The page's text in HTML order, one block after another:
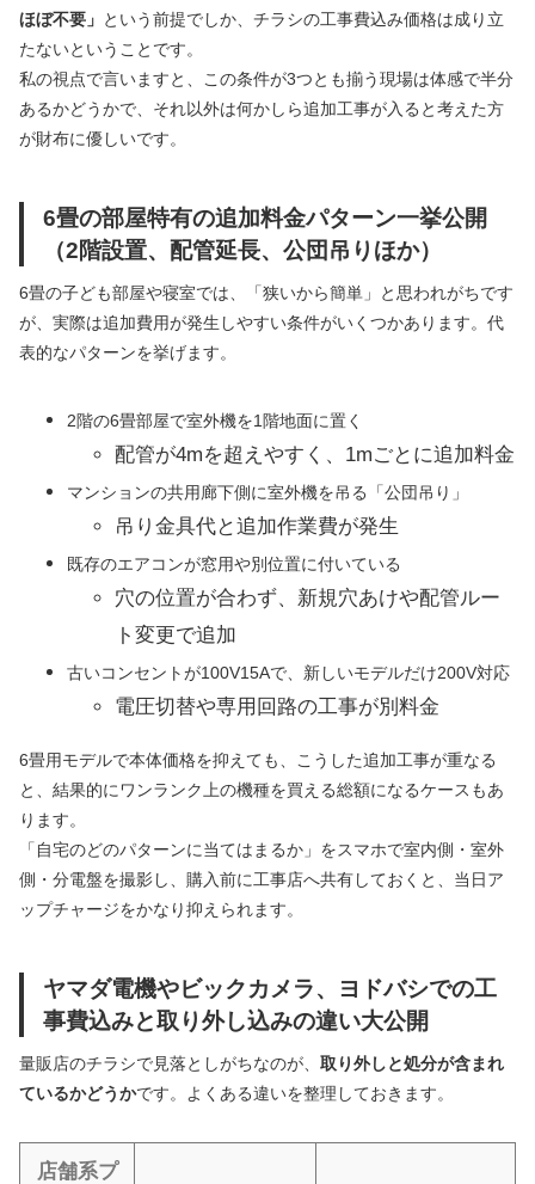
ほぼ不要」 という前提でしか、チラシの工事費込み価格は成り立
たないということです。
私の視点で言いますと、この条件が3つとも揃う現場は体感で半分
あるかどうかで、それ以外は何かしら追加工事が入ると考えた方
が財布に優しいです。
6畳の部屋特有の追加料金パターン一挙公開
（2階設置、配管延長、公団吊りほか）
6畳の子ども部屋や寝室では、「狭いから簡単」と思われがちです
が、実際は追加費用が発生しやすい条件がいくつかあります。代
表的なパターンを挙げます。
2階の6畳部屋で室外機を1階地面に置く
配管が4mを超えやすく、1mごとに追加料金
マンションの共用廊下側に室外機を吊る「公団吊り」
吊り金具代と追加作業費が発生
既存のエアコンが窓用や別位置に付いている
穴の位置が合わず、新規穴あけや配管ルー
ト変更で追加
古いコンセントが100V15Aで、新しいモデルだけ200V対応
電圧切替や専用回路の工事が別料金
6畳用モデルで本体価格を抑えても、こうした追加工事が重なる
と、結果的にワンランク上の機種を買える総額になるケースもあ
ります。
「自宅のどのパターンに当てはまるか」をスマホで室内側・室外
側・分電盤を撮影し、購入前に工事店へ共有しておくと、当日ア
ップチャージをかなり抑えられます。
ヤマダ電機やビックカメラ、ヨドバシでの工
事費込みと取り外し込みの違い大公開
量販店のチラシで見落としがちなのが、 取り外しと処分が含まれ
ているかどうかです。よくある違いを整理しておきます。
店舗系プ